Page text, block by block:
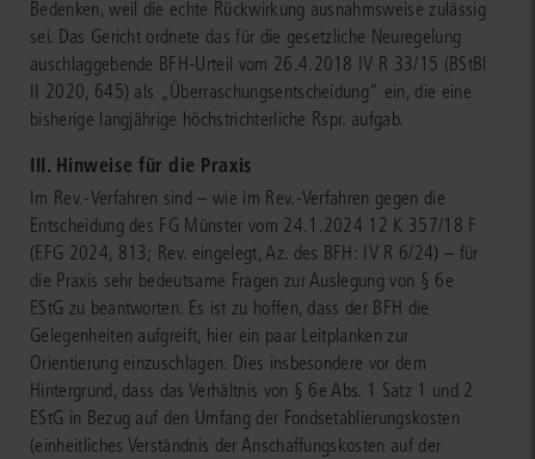
Bedenken, weil die echte Rückwirkung ausnahmsweise zulässig
sei. Das Gericht ordnete das für die gesetzliche Neuregelung
auschlaggebende BFH-Urteil vom 26.4.2018 IV R 33/15 (BStBl
II 2020, 645) als „Überraschungsentscheidung“ ein, die eine
bisherige langjährige höchstrichterliche Rspr. aufgab.
III. Hinweise für die Praxis
Im Rev.-Verfahren sind – wie im Rev.-Verfahren gegen die
Entscheidung des FG Münster vom 24.1.2024 12 K 357/18 F
(EFG 2024, 813; Rev. eingelegt, Az. des BFH: IV R 6/24) – für
die Praxis sehr bedeutsame Fragen zur Auslegung von § 6e
EStG zu beantworten. Es ist zu hoffen, dass der BFH die
Gelegenheiten aufgreift, hier ein paar Leitplanken zur
Orientierung einzuschlagen. Dies insbesondere vor dem
Hintergrund, dass das Verhältnis von § 6e Abs. 1 Satz 1 und 2
EStG in Bezug auf den Umfang der Fondsetablierungskosten
(einheitliches Verständnis der Anschaffungskosten auf der